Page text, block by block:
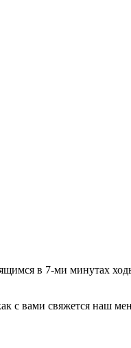
в 7-ми минутах
с вами свяжется наш